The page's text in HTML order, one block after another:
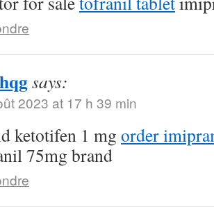
says:
2023 at 17 h 39 min
ketotifen 1 mg order
75mg brand